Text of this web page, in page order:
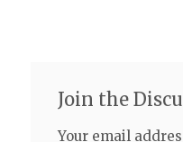
Join the
Your email